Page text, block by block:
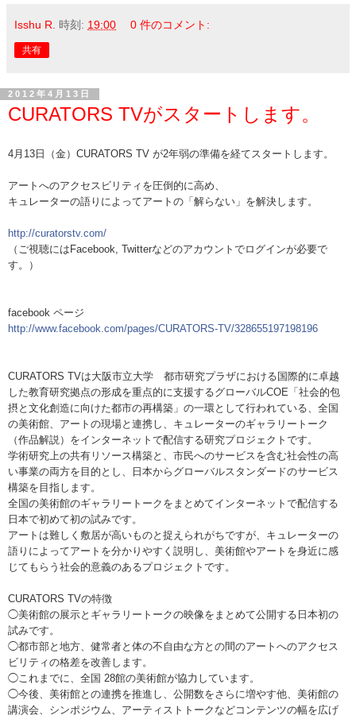
Isshu R. 時刻: 19:00 0 件のコメント:
共有
2012年4月13日
CURATORS TVがスタートします。
4月13日（金）CURATORS TV が2年弱の準備を経てスタートします。
アートへのアクセスビリティを圧倒的に高め、
キュレーターの語りによってアートの「解らない」を解決します。
http://curatorstv.com/
（ご視聴にはFacebook, Twitterなどのアカウントでログインが必要で
す。）
facebook ページ
http://www.facebook.com/pages/CURATORS-TV/328655197198196
CURATORS TVは大阪市立大学 都市研究プラザにおける国際的に卓越
した教育研究拠点の形成を重点的に支援するグローバルCOE「社会的包
摂と文化創造に向けた都市の再構築」の一環として行われている、全国
の美術館、アートの現場と連携し、キュレーターのギャラリートーク
（作品解説）をインターネットで配信する研究プロジェクトです。
学術研究上の共有リソース構築と、市民へのサービスを含む社会性の高
い事業の両方を目的とし、日本からグローバルスタンダードのサービス
構築を目指します。
全国の美術館のギャラリートークをまとめてインターネットで配信する
日本で初めて初の試みです。
アートは難しく敷居が高いものと捉えられがちですが、キュレーターの
語りによってアートを分かりやすく説明し、美術館やアートを身近に感
じてもらう社会的意義のあるプロジェクトです。
CURATORS TVの特徴
◯美術館の展示とギャラリートークの映像をまとめて公開する日本初の
試みです。
◯都市部と地方、健常者と体の不自由な方との間のアートへのアクセス
ビリティの格差を改善します。
◯これまでに、全国 28館の美術館が協力しています。
◯今後、美術館との連携を推進し、公開数をさらに増やす他、美術館の
講演会、シンポジウム、アーティストトークなどコンテンツの幅を広げ